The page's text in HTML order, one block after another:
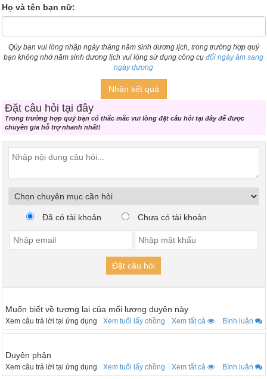
Họ và tên bạn nữ:
Qúy bạn vui lòng nhập ngày tháng năm sinh dương lịch, trong trường hợp quý
bạn không nhớ năm sinh dương lịch vui lòng sử dụng công cụ đổi ngày âm sang
ngày dương
Nhận kết quả
Đặt câu hỏi tại đây
Trong trường hợp quý bạn có thắc mắc vui lòng đặt câu hỏi tại đây để được
chuyên gia hỗ trợ nhanh nhất!
Đã có tài khoản Chưa có tài khoản
Đặt câu hỏi
Muốn biết về tương lai của mối lương duyên này
Xem câu trả lời tại ứng dụng Xem tuổi lấy chồng Xem tất cả Bình luận
Duyên phận
Xem câu trả lời tại ứng dụng Xem tuổi lấy chồng Xem tất cả Bình luận